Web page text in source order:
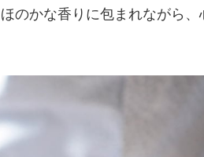
のかな香りに包まれながら、